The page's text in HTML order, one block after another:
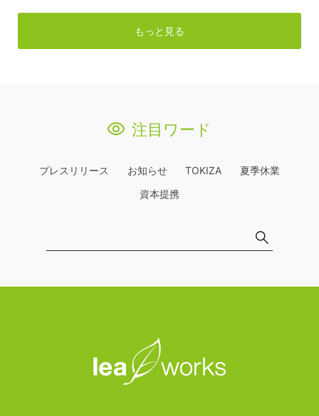
もっと見る
注目ワード
プレスリリース お知らせ TOKIZA
夏季休業
資本提携